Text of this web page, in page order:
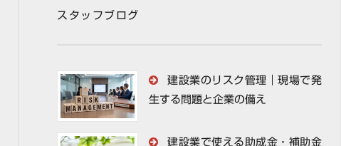
スタッフブログ
建設業のリスク管理｜現場で発
生する問題と企業の備え
建設業で使える助成金・補助金